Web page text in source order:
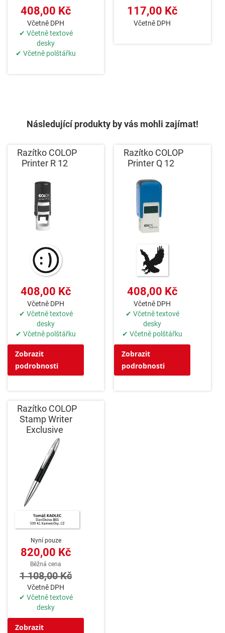
408,00 Kč
Včetně DPH
✔ Včetně textové
desky
✔ Včetně polštářku
117,00 Kč
Včetně DPH
Následující produkty by vás mohli zajímat!
Razítko COLOP
Printer R 12
408,00 Kč
Včetně DPH
✔ Včetně textové
desky
✔ Včetně polštářku
Zobrazit
podrobnosti
Razítko COLOP
Printer Q 12
408,00 Kč
Včetně DPH
✔ Včetně textové
desky
✔ Včetně polštářku
Zobrazit
podrobnosti
Razítko COLOP
Stamp Writer
Exclusive
Nyní pouze
820,00 Kč
Běžná cena
1 108,00 Kč
Včetně DPH
✔ Včetně textové
desky
Zobrazit